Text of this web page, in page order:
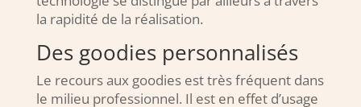
la rapidité de la réalisation.
Des goodies personnalisés
Le recours aux goodies est très fréquent dans
le milieu professionnel. Il est en effet d’usage